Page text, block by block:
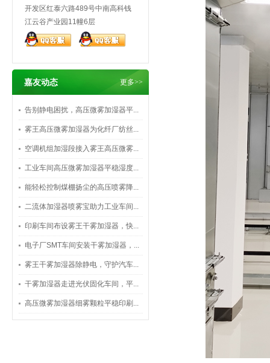
开发区红泰六路489号中南高科钱
江云谷产业园11幢6层
嘉友动态 更多>>
告别静电困扰，高压微雾加湿器平...
雾王高压微雾加湿器为化纤厂纺丝...
空调机组加湿段接入雾王高压微雾...
工业车间高压微雾加湿器平稳湿度...
能轻松控制煤棚扬尘的高压喷雾降...
二流体加湿器喷雾宝助力工业车间...
印刷车间布设雾王干雾加湿器，快...
电子厂SMT车间安装干雾加湿器，...
雾王干雾加湿器除静电，守护汽车...
干雾加湿器走进光伏固化车间，平...
高压微雾加湿器细雾颗粒平稳印刷...